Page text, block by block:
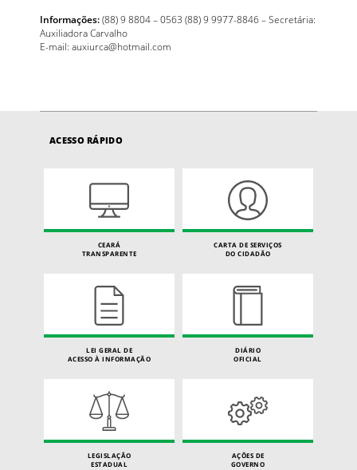
Informações:(88) 9 8804 – 0563 (88) 9 9977-8846 – Secretária:
Auxiliadora Carvalho
E-mail: auxiurca@hotmail.com
ACESSO RÁPIDO
CEARÁ
TRANSPARENTE
CARTA DE SERVIÇOS
DO CIDADÃO
LEI GERAL DE
ACESSO À INFORMAÇÃO
DIÁRIO
OFICIAL
LEGISLAÇÃO
ESTADUAL
AÇÕES DE
GOVERNO